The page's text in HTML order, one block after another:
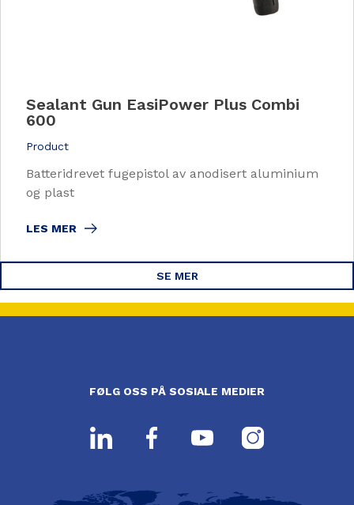
Sealant Gun EasiPower Plus Combi
600
Product
Batteridrevet fugepistol av anodisert aluminium
og plast
LES MER
SE MER
FØLG OSS PÅ SOSIALE MEDIER